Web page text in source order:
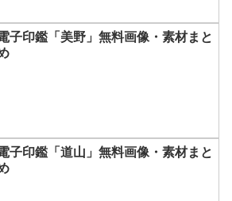
子印鑑「美野」無料画像・素材まと
子印鑑「道山」無料画像・素材まと